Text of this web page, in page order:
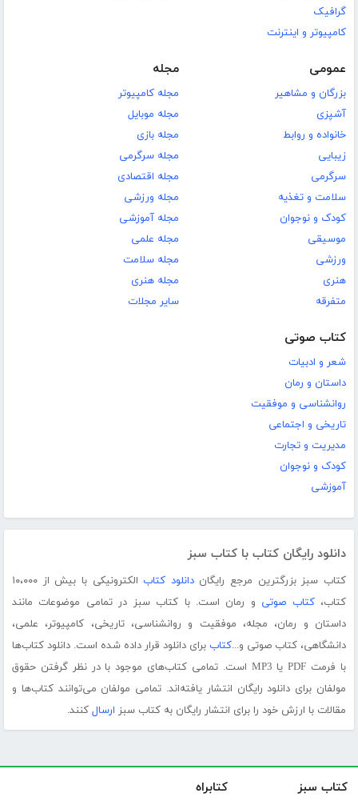
گرافیک
کامپیوتر و اینترنت
عمومی
بزرگان و مشاهیر
آشپزی
خانواده و روابط
زیبایی
سرگرمی
سلامت و تغذیه
کودک و نوجوان
موسیقی
ورزشی
هنری
متفرقه
مجله
مجله کامپیوتر
مجله موبایل
مجله بازی
مجله سرگرمی
مجله اقتصادی
مجله ورزشی
مجله آموزشی
مجله علمی
مجله سلامت
مجله هنری
سایر مجلات
کتاب صوتی
شعر و ادبیات
داستان و رمان
روانشناسی و موفقیت
تاریخی و اجتماعی
مدیریت و تجارت
کودک و نوجوان
آموزشی
دانلود رایگان کتاب با کتاب سبز
کتاب سبز بزرگترین مرجع رایگاندانلود کتاب
الکترونیکی با بیش از ۱۰،۰۰۰
کتاب،کتاب صوتی و رمان است. با کتاب سبز در تمامی موضوعات مانند
داستان و رمان، مجله، موفقیت و روانشناسی، تاریخی، کامپیوتر، علمی،
دانشگاهی، کتاب صوتی و...کتاب برای دانلود قرار داده شده است. دانلود کتاب‌ها
با فرمت PDF یا MP3 است. تمامی کتاب‌های موجود با در نظر گرفتن حقوق
مولفان برای دانلود رایگان انتشار یافته‌اند. تمامی مولفان می‌توانند کتاب‌ها و
مقالات با ارزش خود را برای انتشار رایگان به کتاب سبز ارسال کنند.
کتاب سبز کتابراه